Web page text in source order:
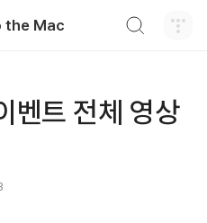
the Mac
벤트 전체 영상